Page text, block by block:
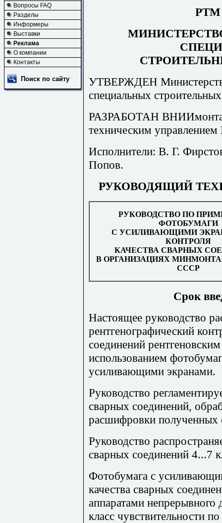
Вопросы FAQ
Разделы
Информеры
Выставки
Реклама
О компании
Контакты
Поиск по сайту
РТМ
УТВЕРЖДЕН
специальных
РАЗРАБОТАН
техническим
Исполнители: В. Г.
Попов.
РУКОВОДЯЩИЙ
РУКОВОДСТВО ПО
ФОТОБУМАГИ
С УСИЛИВАЮЩИМИ
КОНТРОЛЯ
КАЧЕСТВА СВАРНЫХ
В ОРГАНИЗАЦИЯХ
СССР
Срок
Настоящее руководство
рентгенографический
соединений
использованием
усиливающими экранами.
Руководство
сварных соединений,
расшифровки полученных
Руководство
сварных соединений 4...7
Фотобумага с
качества сварных
аппаратами непрерывного
класс чувствительности